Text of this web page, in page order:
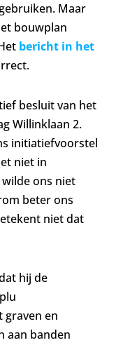
Maar
bouwplan
bericht in het
besluit van het
Willinklaan 2.
initiatiefvoorstel
niet in
ons niet
beter ons
niet dat
hij de
graven en
aan banden